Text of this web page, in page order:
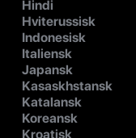
Hindi
Hviterussisk
Indonesisk
Italiensk
Japansk
Kasaskhstansk
Katalansk
Koreansk
Kroatisk